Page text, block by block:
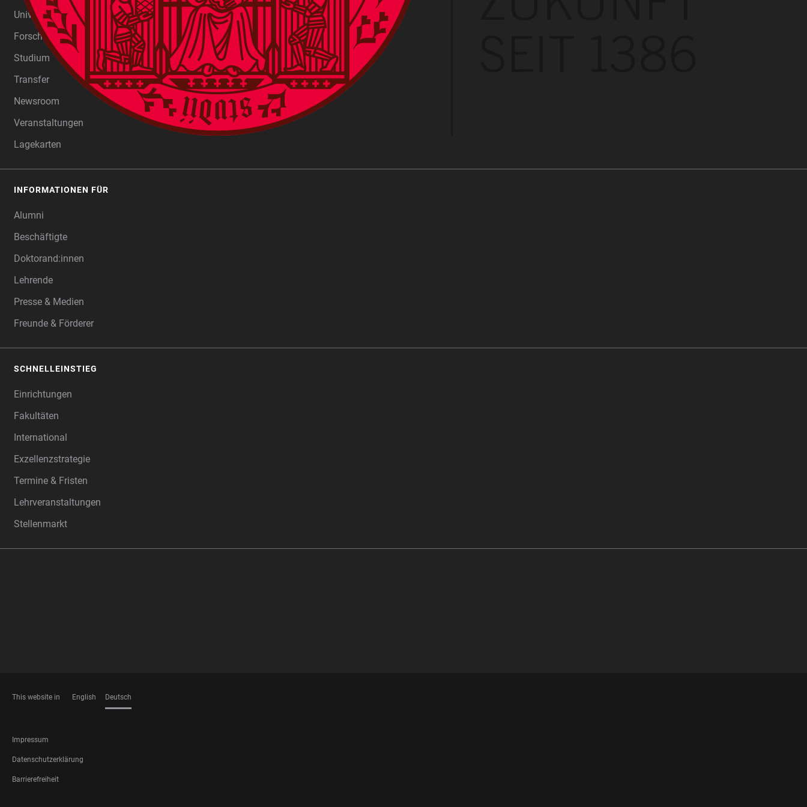
Universität
Forschung
Studium
Transfer
Newsroom
Veranstaltungen
Lagekarten
INFORMATIONEN FÜR
Alumni
Beschäftigte
Doktorand:innen
Lehrende
Presse & Medien
Freunde & Förderer
SCHNELLEINSTIEG
Einrichtungen
Fakultäten
International
Exzellenzstrategie
Termine & Fristen
Lehrveranstaltungen
Stellenmarkt
This website in English Deutsch
FOOTER
LEGAL
Impressum
Datenschutzerklärung
Barrierefreiheit